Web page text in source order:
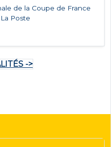
de la Coupe de France
Poste
->